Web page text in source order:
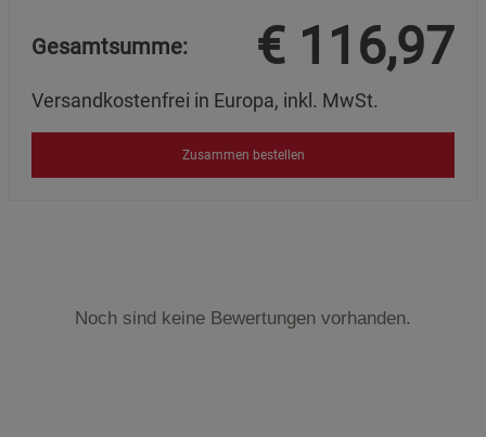
Gesamtsumme: € 116,97
Versandkostenfrei in Europa, inkl. MwSt.
Zusammen bestellen
Noch sind keine Bewertungen vorhanden.